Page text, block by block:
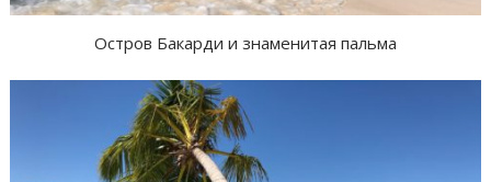
Остров Бакарди и знаменитая пальма